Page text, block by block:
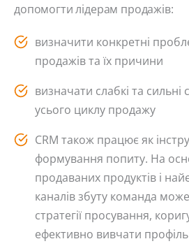
допомогти лідерам продажів:
визначити конкретні
продажів та їх причини
визначати слабкі та сильні
усього циклу продажу
CRM також працює як
формування попиту. На
продаваних продуктів і
каналів збуту команда
стратегії просування,
ефективно вивчати профіль